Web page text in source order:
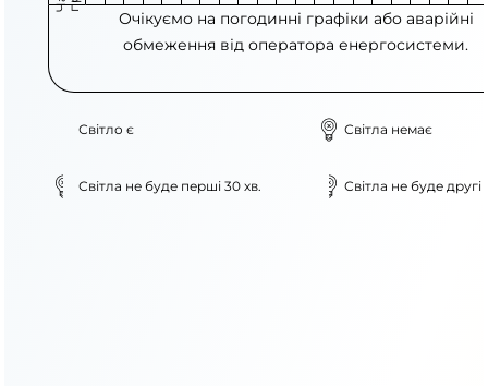
Очікуємо на погодинні графіки або аварійні
обмеження від оператора енергосистеми.
Світло є Світла немає
Світла не буде перші 30 хв. Світла не буде другі